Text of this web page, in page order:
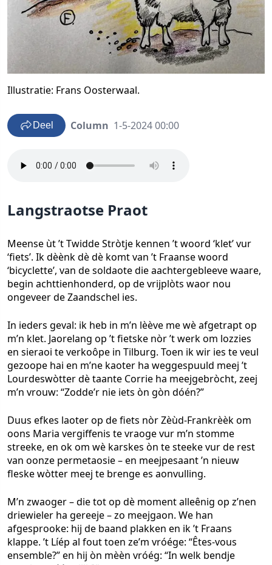
Illustratie: Frans Oosterwaal.
Deel Column 1-5-2024 00:00
Langstraotse Praot
Meense ùt ’t Twidde Stròtje kennen ’t woord ‘klet’ vur
‘fiets’. Ik dèènk dè dè komt van ’t Fraanse woord
‘bicyclette’, van de soldaote die aachtergebleeve waare,
begin achttienhonderd, op de vrijplòts waor nou
ongeveer de Zaandschel ies.
In ieders geval: ik heb in m’n lèève me wè afgetrapt op
m’n klet. Jaorelang op ’t fietske nòr ’t werk om lozzies
en sieraoi te verkoôpe in Tilburg. Toen ik wir ies te veul
gezoope hai en m’ne kaoter ha weggespuuld meej ’t
Lourdeswòtter dè taante Corrie ha meejgebròcht, zeej
m’n vrouw: “Zodde’r nie iets òn gòn dóén?”
Duus efkes laoter op de fiets nòr Zèùd-Frankrèèk om
oons Maria vergiffenis te vraoge vur m’n stomme
streeke, en ok om wè karskes òn te steeke vur de rest
van oonze permetaosie – en meejpesaant ’n nieuw
fleske wòtter meej te brenge es aonvulling.
M’n zwaoger – die tot op dè moment alleênig op z’nen
driewieler ha gereeje – zo meejgaon. We han
afgesprooke: hij de baand plakken en ik ’t Fraans
klappe. ’t Líép al fout toen ze’m vróége: “Êtes-vous
ensemble?” en hij òn mèèn vróég: “In welk bendje